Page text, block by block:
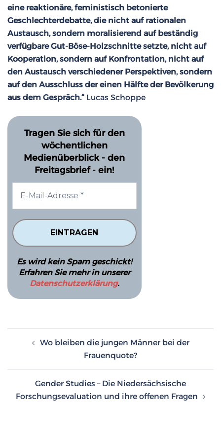
eine reaktionäre, feministisch betonierte
Geschlechterdebatte, die nicht auf rationalen
Austausch, sondern moralisierend auf beständig
verfügbare Gut-Böse-Holzschnitte setzte, nicht auf
Kooperation, sondern auf Konfrontation, nicht auf
den Austausch verschiedener Perspektiven, sondern
auf den Ausschluss der einen Hälfte der Bevölkerung
aus dem Gespräch.“ Lucas Schoppe
Tragen Sie sich für den
wöchentlichen
Medienüberblick - den
Freitagsbrief - ein!
Es wird kein Spam geschickt!
Erfahren Sie mehr in unserer
Datenschutzerklärung.
Wo bleiben die jungen Männer bei der
Frauenquote?
Gender Studies – Die Niedersächsische
Forschungsevaluation und ihre offenen Fragen